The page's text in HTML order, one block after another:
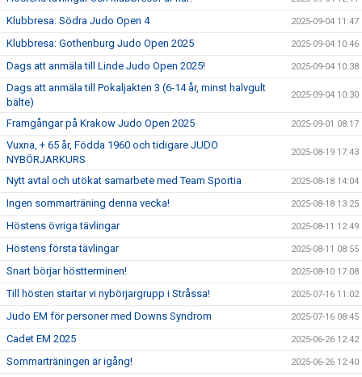
Klubbresa: Södra Judo Open 4 2025-09-04 11:47
Klubbresa: Gothenburg Judo Open 2025 2025-09-04 10:46
Dags att anmäla till Linde Judo Open 2025! 2025-09-04 10:38
Dags att anmäla till Pokaljakten 3 (6-14 år, minst halvgult
bälte)
2025-09-04 10:30
Framgångar på Krakow Judo Open 2025 2025-09-01 08:17
Vuxna, + 65 år, Födda 1960 och tidigare JUDO
NYBÖRJARKURS
2025-08-19 17:43
Nytt avtal och utökat samarbete med Team Sportia 2025-08-18 14:04
Ingen sommarträning denna vecka! 2025-08-18 13:25
Höstens övriga tävlingar 2025-08-11 12:49
Höstens första tävlingar 2025-08-11 08:55
Snart börjar höstterminen! 2025-08-10 17:08
Till hösten startar vi nybörjargrupp i Stråssa! 2025-07-16 11:02
Judo EM för personer med Downs Syndrom 2025-07-16 08:45
Cadet EM 2025 2025-06-26 12:42
Sommarträningen är igång! 2025-06-26 12:40